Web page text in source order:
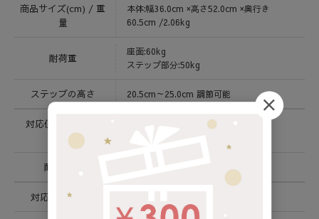
商品サイズ(cm) / 重
量
本体:幅36.0cm ×高さ52.0cm ×奥行き
60.5cm /2.06kg
耐荷重
座面:60kg
ステップ部分:50kg
ステップの高さ 20.5cm～25.0cm 調節可能
対応便座サイズ
（内寸）
耐熱温度
対応トイレ高さ